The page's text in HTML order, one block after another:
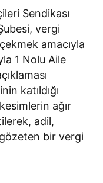
Sendikası
vergi
amacıyla
1 Nolu Aile
katıldığı
ağır
adil,
gözeten bir vergi